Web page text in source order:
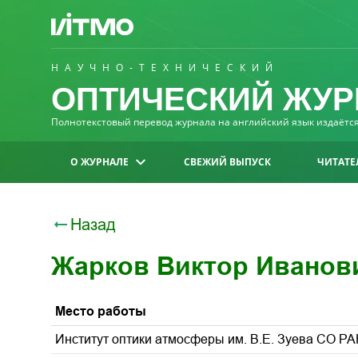
НАУЧНО-ТЕХНИЧЕСКИЙ
ОПТИЧЕСКИЙ
Полнотекстовый перевод журнала на английский язык
О ЖУРНАЛЕ СВЕЖИЙ ВЫПУСК
Назад
Жарков Виктор
Место работы
Институт оптики атмосферы им. В.Е. Зуева СО